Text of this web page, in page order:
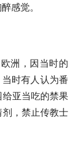
感觉。
洲，因当时的
当时有人认为番
亚当吃的禁果
，禁止传教士